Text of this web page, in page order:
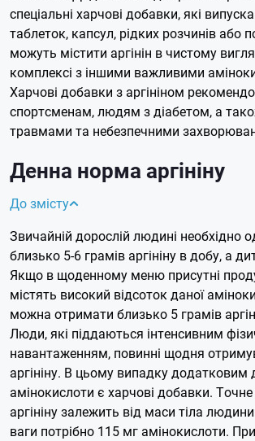
спеціальні харчові добавки, які
таблеток, капсул, рідких розчинів або
можуть містити аргінін в чистому
комплексі з іншими важливими
Харчові добавки з аргініном
спортсменам, людям з діабетом, а
травмами та небезпечними
Денна норма аргініну
До змісту
Звичайній дорослій людині необхідно
близько 5-6 грамів аргініну в добу, а
Якщо в щоденному меню присутні
містять високий відсоток даної
можна отримати близько 5 грамів
Люди, які піддаються інтенсивним
навантаженням, повинні щодня
аргініну. В цьому випадку
амінокислоти є харчові добавки.
аргініну залежить від маси тіла
ваги потрібно 115 мг амінокислоти.